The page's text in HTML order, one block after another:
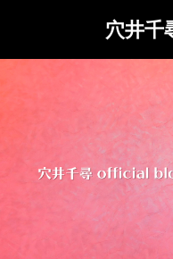
テ
穴井千